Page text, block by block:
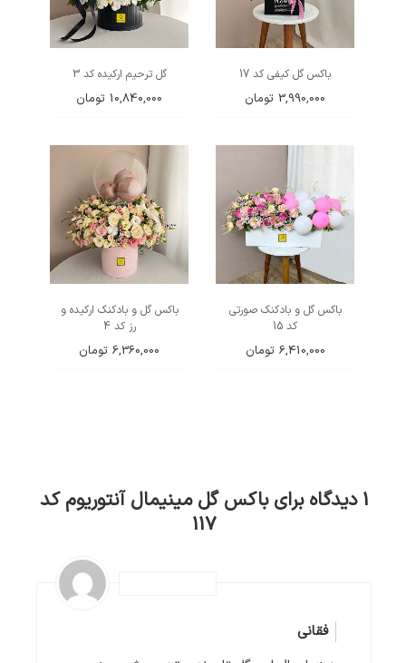
گل ترحیم ارکیده کد 3
10,840,000 تومان
باکس گل کیفی کد 17
3,990,000 تومان
باکس گل و بادکنک ارکیده و
رز کد 4
6,360,000 تومان
باکس گل و بادکنک صورتی
کد 15
6,410,000 تومان
1 دیدگاه برای
باکس گل مینیمال آنتوریوم کد
117
فقانی